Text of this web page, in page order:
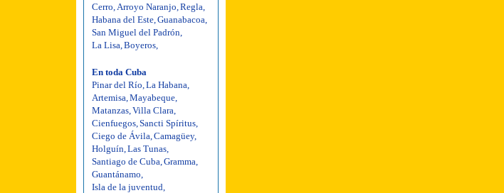
Cerro Arroyo Naranjo Regla
Habana del Este Guanabacoa
San Miguel del Padrón
La Lisa Boyeros
En toda Cuba
Pinar del Río La Habana
Artemisa Mayabeque
Matanzas Villa Clara
Cienfuegos Sancti Spíritus
Ciego de Ávila Camagüey,
Holguín Las Tunas
Santiago de Cuba Gramma
Guantánamo
Isla de la juventud